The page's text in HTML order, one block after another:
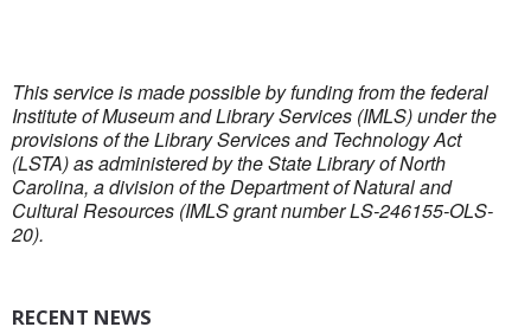
This service is made possible by funding from the federal
Institute of Museum and Library Services (IMLS) under the
provisions of the Library Services and Technology Act
(LSTA) as administered by the State Library of North
Carolina, a division of the Department of Natural and
Cultural Resources (IMLS grant number LS-246155-OLS-
20).
RECENT NEWS